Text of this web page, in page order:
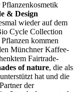
& Design
wieder auf dem
Cycle Collection
kommen
Münchner Kaffee-
Fairtrade-
of nature, die als
hat und die
der